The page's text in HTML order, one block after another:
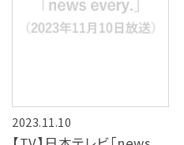
2023.11.10